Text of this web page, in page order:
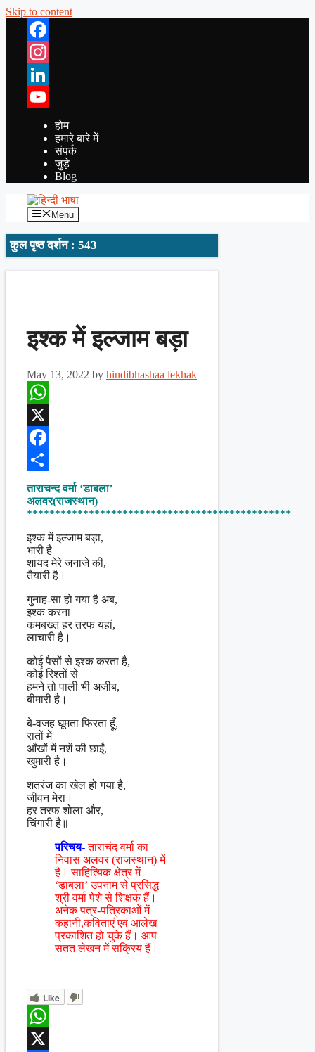
Skip to content
Facebook
Instagram
LinkedIn
YouTube
होम
हमारे बारे में
संपर्क
जुड़े
Blog
Menu
कुल पृष्ठ दर्शन : 543
इश्क में इल्जाम बड़ा
May 13, 2022 by hindibhashaa lekhak
WhatsApp
X
Facebook
Share
ताराचन्द वर्मा ‘डाबला’
अलवर(राजस्थान)
***********************************************
इश्क में इल्जाम बड़ा,
भारी है
शायद मेरे जनाजे की,
तैयारी है।
गुनाह-सा हो गया है अब,
इश्क करना
कमबख्त हर तरफ यहां,
लाचारी है।
कोई पैसों से इश्क करता है,
कोई रिश्तों से
हमने तो पाली भी अजीब,
बीमारी है।
बे-वजह घूमता फिरता हूँ,
रातों में
आँखों में नशें की छाईं,
खुमारी है।
शतरंज का खेल हो गया है,
जीवन मेरा।
हर तरफ शोला और,
चिंगारी है॥
परिचय- ताराचंद वर्मा का
निवास अलवर (राजस्थान) में
है। साहित्यिक क्षेत्र में
‘डाबला’ उपनाम से प्रसिद्ध
श्री वर्मा पेशे से शिक्षक हैं।
अनेक पत्र-पत्रिकाओं में
कहानी,कविताएं एवं आलेख
प्रकाशित हो चुके हैं। आप
सतत लेखन में सक्रिय हैं।
Like
WhatsApp